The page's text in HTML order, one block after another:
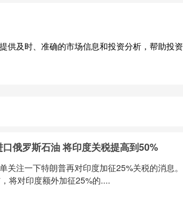
及时、准确的市场信息和投资分析，帮助投资
俄罗斯石油 将印度关税提高到50%
注一下特朗普再对印度加征25%关税的消息。
将对印度额外加征25%的....